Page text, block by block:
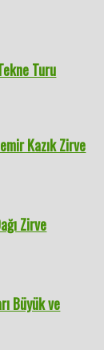
Turu
Kazık Zirve
Zirve
Büyük ve